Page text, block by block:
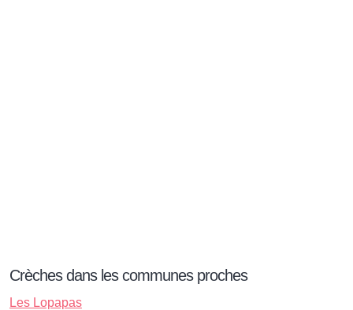
Crèches dans les communes proches
Les Lopapas